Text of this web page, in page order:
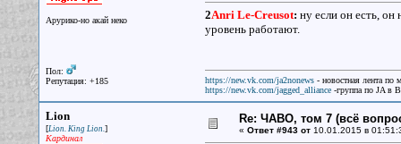
Арурико-но акай неко
Пол:
Репутация: +185
2Аnri Le-Creusot: ну если он есть, он
уровень работают.
https://new.vk.com/ja2nonews- новостная лента по
https://new.vk.com/jagged_alliance-группа по JA в
Lion
[Lion. King Lion.]
Кардинал
Re: ЧАВО, том 7 (всё
« Ответ #943 от10.01.2015 в